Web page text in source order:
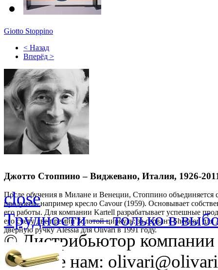
Giotto Stoppino
< Назад
Вперёд >
Джотто Стоппино – Виджевано, Италия, 1926-
После обучения в Милане и Венеции, Стоппино
продукты, например кресло Cavour (1959). Основывает
его работы. Для компании Kartell разрабатывает успешные
его счету две премии Золотой циркуль: за сервант Sheraton
дверную ручку Alessia для Olivari в 1991 году.
close
Трудности — только в
© Дистрибьютор
Пишите нам: